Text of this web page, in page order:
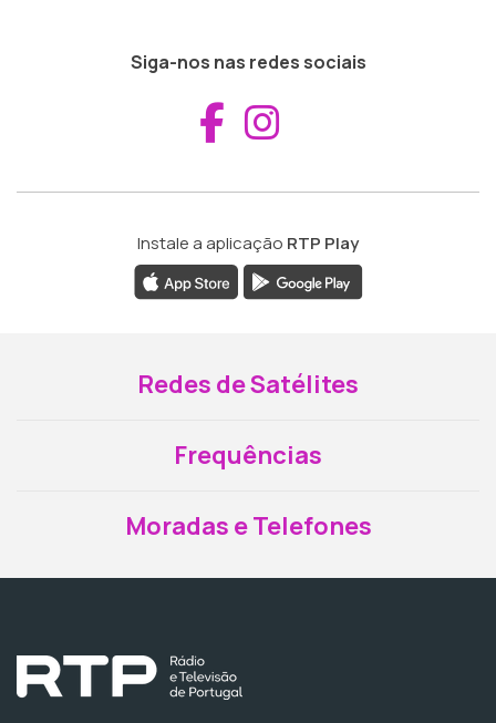
Siga-nos nas redes sociais
Aceder ao
Instale a aplicação RTP Play
Redes de Satélites
Frequências
Moradas e Telefones